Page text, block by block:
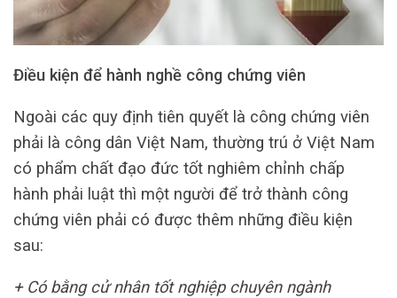
Điều kiện để hành nghề công chứng viên
Ngoài các quy định tiên quyết là công chứng viên
phải là công dân Việt Nam, thường trú ở Việt Nam
có phẩm chất đạo đức tốt nghiêm chỉnh chấp
hành phải luật thì một người để trở thành công
chứng viên phải có được thêm những điều kiện
sau:
+ Có bằng cử nhân tốt nghiệp chuyên ngành